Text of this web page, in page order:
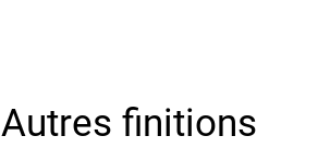
Autres finitions